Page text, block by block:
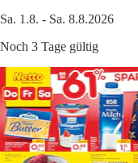
Sa. 1.8. - Sa. 8.8.2026
Noch 3 Tage gültig